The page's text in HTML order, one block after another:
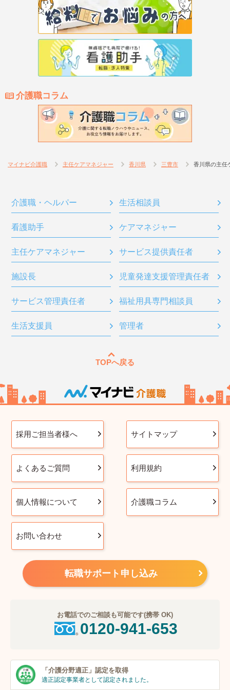
介護職コラム
マイナビ介護職 主任ケアマネジャー 香川県 三豊市 香川県の主任
介護職・ヘルパー 生活相談員
看護助手 ケアマネジャー
主任ケアマネジャー サービス提供責任者
施設長 児童発達支援管理責任者
サービス管理責任者 福祉用具専門相談員
生活支援員 管理者
TOPへ戻る
採用ご担当者様へ サイトマップ
よくあるご質問 利用規約
個人情報について 介護職コラム
お問い合わせ
転職サポート申し込み
お電話でのご相談も可能です(携帯 OK)
0120-941-653
「介護分野適正」 認定を取得
適正認定事業者として認定されました。